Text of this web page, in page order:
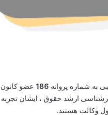
به شماره پروانه 186 عضو کانون
ارشد حقوق ، ایشان تجربه
وکالت هستند.